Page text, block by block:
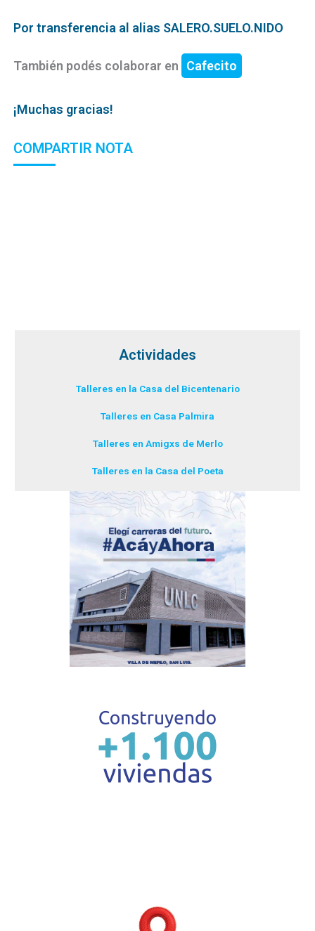
Por transferencia al alias SALERO.SUELO.NIDO
También podés colaborar en Cafecito
¡Muchas gracias!
COMPARTIR NOTA
Actividades
Talleres en la Casa del Bicentenario
Talleres en Casa Palmira
Talleres en Amigxs de Merlo
Talleres en la Casa del Poeta